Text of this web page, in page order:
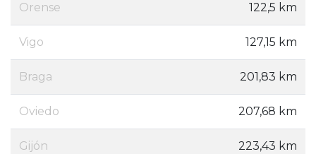
Orense 122,5 km
Vigo 127,15 km
Braga 201,83 km
Oviedo 207,68 km
Gijón 223,43 km